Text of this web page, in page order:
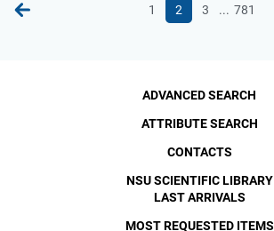
1 2 3 ... 781
ADVANCED SEARCH
ATTRIBUTE SEARCH
CONTACTS
NSU SCIENTIFIC LIBRARY
LAST ARRIVALS
MOST REQUESTED ITEMS